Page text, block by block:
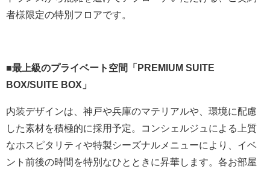
者様限定の特別フロアです。
■最上級のプライベート空間「 PREMIUM SUITE
BOX/SUITE BOX 」
内装デザインは、神戸や兵庫のマテリアルや、環境に配慮
した素材を積極的に採用予定。コンシェルジュによる上質
なホスピタリティや特製シーズナルメニューにより、イベ
ント前後の時間を特別なひとときに昇華します。各お部屋